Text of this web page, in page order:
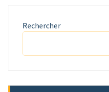
Rechercher